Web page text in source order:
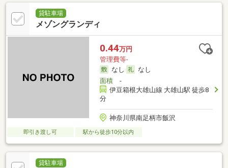
貸駐車場
メゾングランディ
0.44万円
管理費等-
なし
なし
面積-
伊豆箱根大雄山線 大雄山駅 徒歩8
分
神奈川県南足柄市飯沢
即引き渡し可 駅から徒歩10分以内
貸駐車場